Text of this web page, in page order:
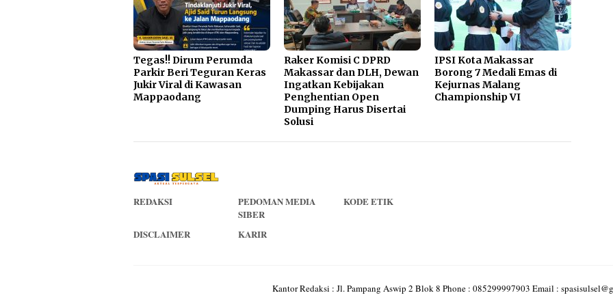
Tegas!! Dirum Perumda
Parkir Beri Teguran Keras
Jukir Viral di Kawasan
Mappaodang
Raker Komisi C DPRD
Makassar dan DLH, Dewan
Ingatkan Kebijakan
Penghentian Open
Dumping Harus Disertai
Solusi
IPSI Kota Makassar
Borong 7 Medali Emas di
Kejurnas Malang
Championship VI
REDAKSI
PEDOMAN MEDIA
SIBER
KODE ETIK
DISCLAIMER KARIR
Kantor Redaksi : Jl. Pampang Aswip 2 Blok 8 Phone : 085299997903 Email :